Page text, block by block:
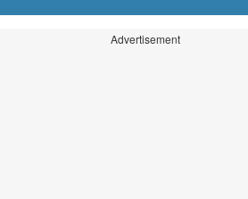
Advertisement